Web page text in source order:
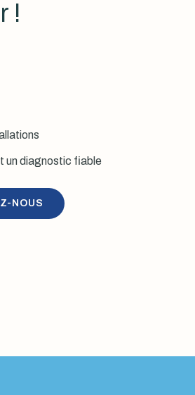
!
un diagnostic fiable
NOUS